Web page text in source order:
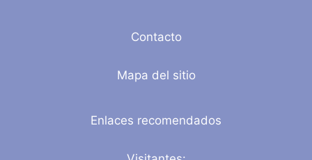
Contacto
Mapa del sitio
Enlaces recomendados